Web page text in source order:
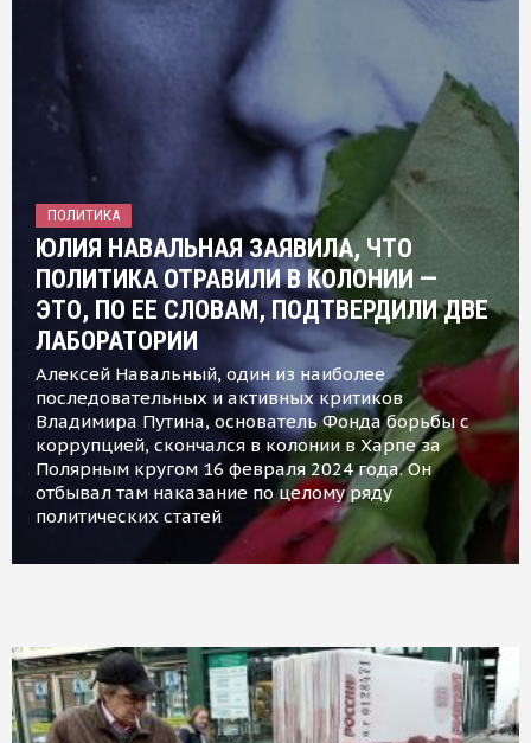
ПОЛИТИКА
ЮЛИЯ НАВАЛЬНАЯ ЗАЯВИЛА, ЧТО
ПОЛИТИКА ОТРАВИЛИ В КОЛОНИИ —
ЭТО, ПО ЕЕ СЛОВАМ, ПОДТВЕРДИЛИ ДВЕ
ЛАБОРАТОРИИ
Алексей Навальный, один из наиболее
последовательных и активных критиков
Владимира Путина, основатель Фонда борьбы с
коррупцией, скончался в колонии в Харпе за
Полярным кругом 16 февраля 2024 года. Он
отбывал там наказание по целому ряду
политических статей